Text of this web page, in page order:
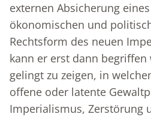
externen Absicherung
ökonomischen und
Rechtsform des neuen
kann er erst dann begriffen
gelingt zu zeigen, in
offene oder latente
Imperialismus, Zerstörung